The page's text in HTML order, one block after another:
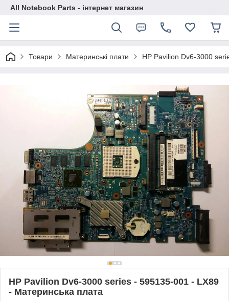
All Notebook Parts - інтернет магазин
Товари Материнські плати HP Pavilion Dv6-3000
HP Pavilion Dv6-3000 series - 595135-001 - LX89
- Материнська плата